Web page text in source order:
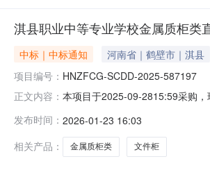
淇县职业中等专业学校金属质柜类
中标｜中标通知 河南省｜鹤壁市｜淇县
项目编号： HNZFCG-SCDD-2025-587197
正文内容： 本项目于2025-09-2815:59采购
技术规格数量单价（元）总金额
发布时间： 2026-01-23 16:03
相关产品：
金属质柜类 文件柜